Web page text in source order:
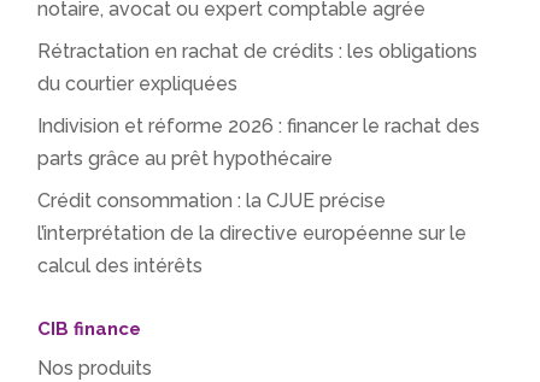
notaire, avocat ou expert comptable agrée
Rétractation en rachat de crédits : les obligations
du courtier expliquées
Indivision et réforme 2026 : financer le rachat des
parts grâce au prêt hypothécaire
Crédit consommation : la CJUE précise
l’interprétation de la directive européenne sur le
calcul des intérêts
CIB finance
Nos produits